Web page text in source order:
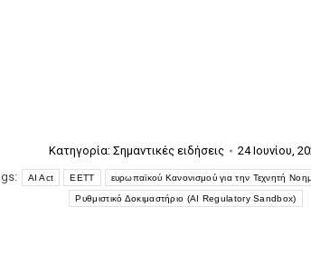
Κατηγορία: Σημαντικές ειδήσεις
24 Ιουνίου,
AI Act ΕΕΤΤ ευρωπαϊκού Κανονισμού για την Τεχνητή
Ρυθμιστικό Δοκιμαστήριο (AI Regulatory Sandbox)